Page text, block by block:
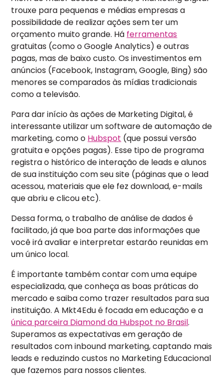
trouxe para pequenas e médias empresas a
possibilidade de realizar ações sem ter um
orçamento muito grande. Há ferramentas
gratuitas (como o Google Analytics) e outras
pagas, mas de baixo custo. Os investimentos em
anúncios (Facebook, Instagram, Google, Bing) são
menores se comparados às mídias tradicionais
como a televisão.
Para dar início às ações de Marketing Digital, é
interessante utilizar um software de automação de
marketing, como o Hubspot (que possui versão
gratuita e opções pagas). Esse tipo de programa
registra o histórico de interação de leads e alunos
de sua instituição com seu site (páginas que o lead
acessou, materiais que ele fez download, e-mails
que abriu e clicou etc).
Dessa forma, o trabalho de análise de dados é
facilitado, já que boa parte das informações que
você irá avaliar e interpretar estarão reunidas em
um único local.
É importante também contar com uma equipe
especializada, que conheça as boas práticas do
mercado e saiba como trazer resultados para sua
instituição. A Mkt4Edu é focada em educação e a
única parceira Diamond da Hubspot no Brasil.
Superamos as expectativas em geração de
resultados com inbound marketing, captando mais
leads e reduzindo custos no Marketing Educacional
que fazemos para nossos clientes.